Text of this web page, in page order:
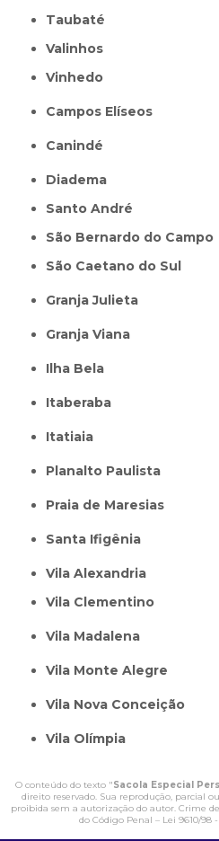
Taubaté
Valinhos
Vinhedo
Campos Elíseos
Canindé
Diadema
Santo André
São Bernardo do Campo
São Caetano do Sul
Granja Julieta
Granja Viana
Ilha Bela
Itaberaba
itatiaia
Planalto Paulista
Praia de Maresias
Santa Ifigênia
Vila Alexandria
Vila Clementino
Vila Madalena
Vila Monte Alegre
Vila Nova Conceição
Vila Olímpia
O conteúdo do texto "Sacola Especial
direito reservado. Sua reprodução, parcial
proibida sem a autorização do autor. Crime
do Código Penal – Lei 9610/98